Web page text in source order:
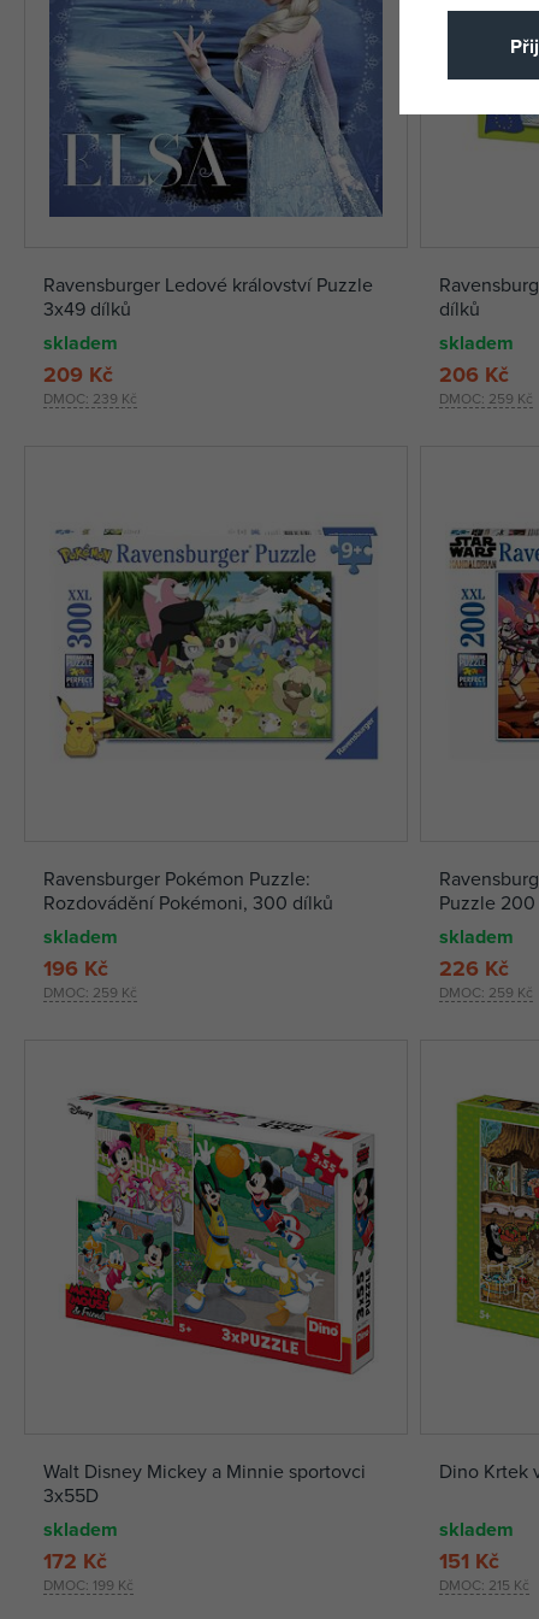
Ravensburger Ledové království Puzzle
3x49 dílků
skladem
DMOC: 239 Kč
209 Kč
dílků
skladem
DMOC: 259 Kč
206 Kč
Ravensburger Pokémon Puzzle:
Rozdovádění Pokémoni, 300 dílků
skladem
DMOC: 259 Kč
196 Kč
Puzzle
skladem
DMOC: 259 Kč
226 Kč
Walt Disney Mickey a Minnie sportovci
3x55D
skladem
DMOC: 199 Kč
172 Kč
Dino Krtek
skladem
DMOC: 215 Kč
151 Kč